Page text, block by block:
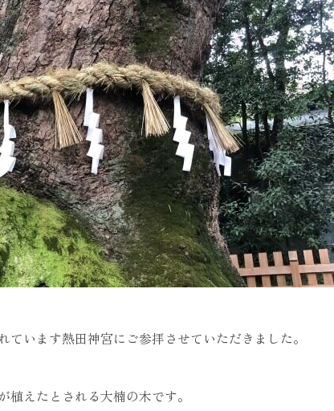
います熱田神宮にご参拝させていただきました。
えたとされる大楠の木です。